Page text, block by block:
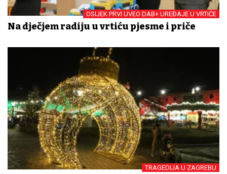
OSIJEK PRVI UVEO DAB+ UREĐAJE U VRTIĆE
Na dječjem radiju u vrtiću pjesme i priče
TRAGEDIJA U ZAGREBU